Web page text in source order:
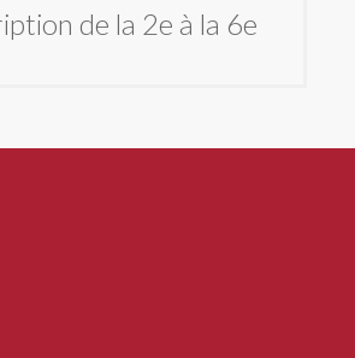
de la 2e à la 6e